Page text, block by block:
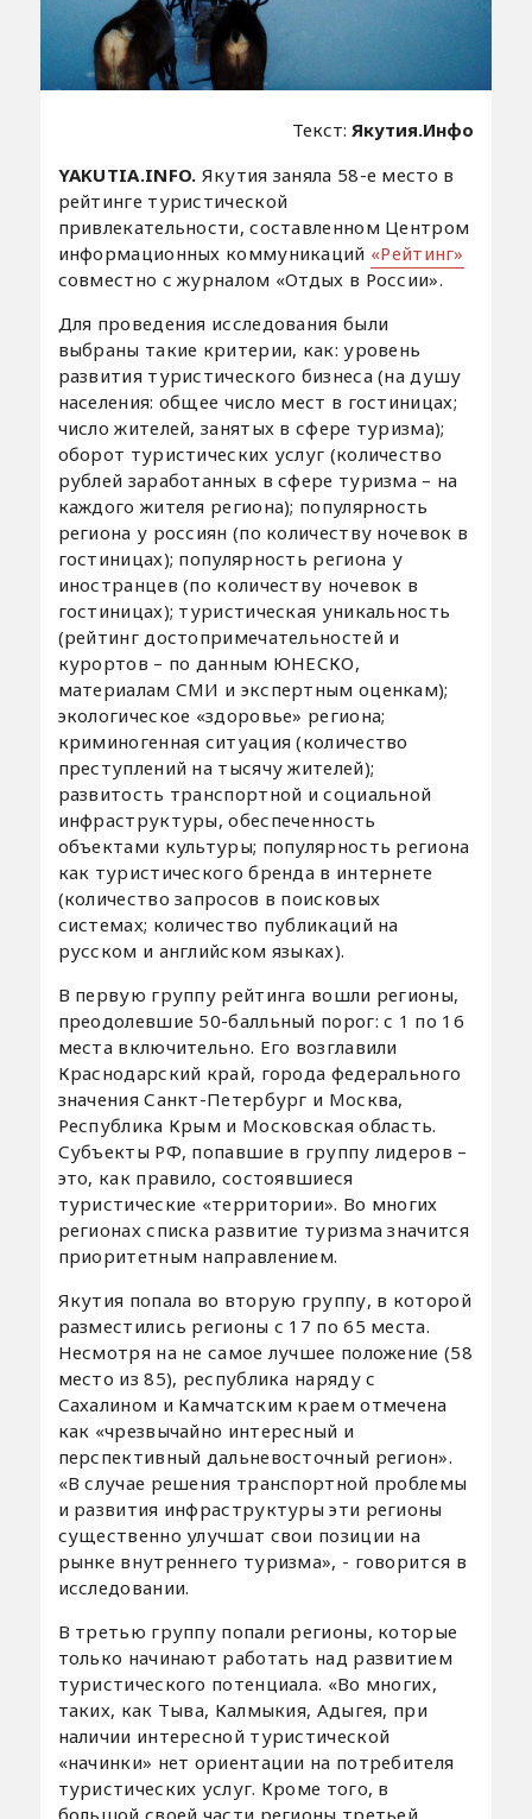
Текст: Якутия.Инфо
YAKUTIA.INFO. Якутия заняла 58-е место в
рейтинге туристической
привлекательности, составленном Центром
информационных коммуникаций «Рейтинг»
совместно с журналом «Отдых в России».
Для проведения исследования были
выбраны такие критерии, как: уровень
развития туристического бизнеса (на душу
населения: общее число мест в гостиницах;
число жителей, занятых в сфере туризма);
оборот туристических услуг (количество
рублей заработанных в сфере туризма – на
каждого жителя региона); популярность
региона у россиян (по количеству ночевок в
гостиницах); популярность региона у
иностранцев (по количеству ночевок в
гостиницах); туристическая уникальность
(рейтинг достопримечательностей и
курортов – по данным ЮНЕСКО,
материалам СМИ и экспертным оценкам);
экологическое «здоровье» региона;
криминогенная ситуация (количество
преступлений на тысячу жителей);
развитость транспортной и социальной
инфраструктуры, обеспеченность
объектами культуры; популярность региона
как туристического бренда в интернете
(количество запросов в поисковых
системах; количество публикаций на
русском и английском языках).
В первую группу рейтинга вошли регионы,
преодолевшие 50-балльный порог: с 1 по 16
места включительно. Его возглавили
Краснодарский край, города федерального
значения Санкт-Петербург и Москва,
Республика Крым и Московская область.
Субъекты РФ, попавшие в группу лидеров –
это, как правило, состоявшиеся
туристические «территории». Во многих
регионах списка развитие туризма значится
приоритетным направлением.
Якутия попала во вторую группу, в которой
разместились регионы с 17 по 65 места.
Несмотря на не самое лучшее положение (58
место из 85), республика наряду с
Сахалином и Камчатским краем отмечена
как «чрезвычайно интересный и
перспективный дальневосточный регион».
«В случае решения транспортной проблемы
и развития инфраструктуры эти регионы
существенно улучшат свои позиции на
рынке внутреннего туризма», - говорится в
исследовании.
В третью группу попали регионы, которые
только начинают работать над развитием
туристического потенциала. «Во многих,
таких, как Тыва, Калмыкия, Адыгея, при
наличии интересной туристической
«начинки» нет ориентации на потребителя
туристических услуг. Кроме того, в
большой своей части регионы третьей